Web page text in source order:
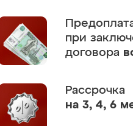
при
договора
Рассрочка
на 3, 4, 6